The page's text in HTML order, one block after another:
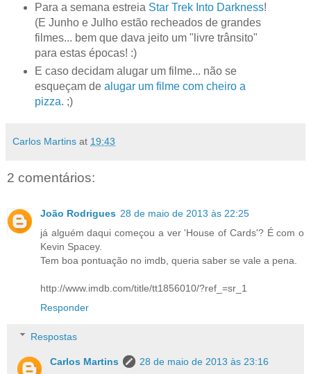
Para a semana estreia Star Trek Into Darkness!
(E Junho e Julho estão recheados de grandes
filmes... bem que dava jeito um "livre trânsito"
para estas épocas! :)
E caso decidam alugar um filme... não se
esqueçam de alugar um filme com cheiro a
pizza. ;)
Carlos Martins at 19:43
2 comentários:
João Rodrigues 28 de maio de 2013 às 22:25
já alguém daqui começou a ver 'House of Cards'? É com o
Kevin Spacey.
Tem boa pontuação no imdb, queria saber se vale a pena.
http://www.imdb.com/title/tt1856010/?ref_=sr_1
Responder
Respostas
Carlos Martins
28 de maio de 2013 às 23:16